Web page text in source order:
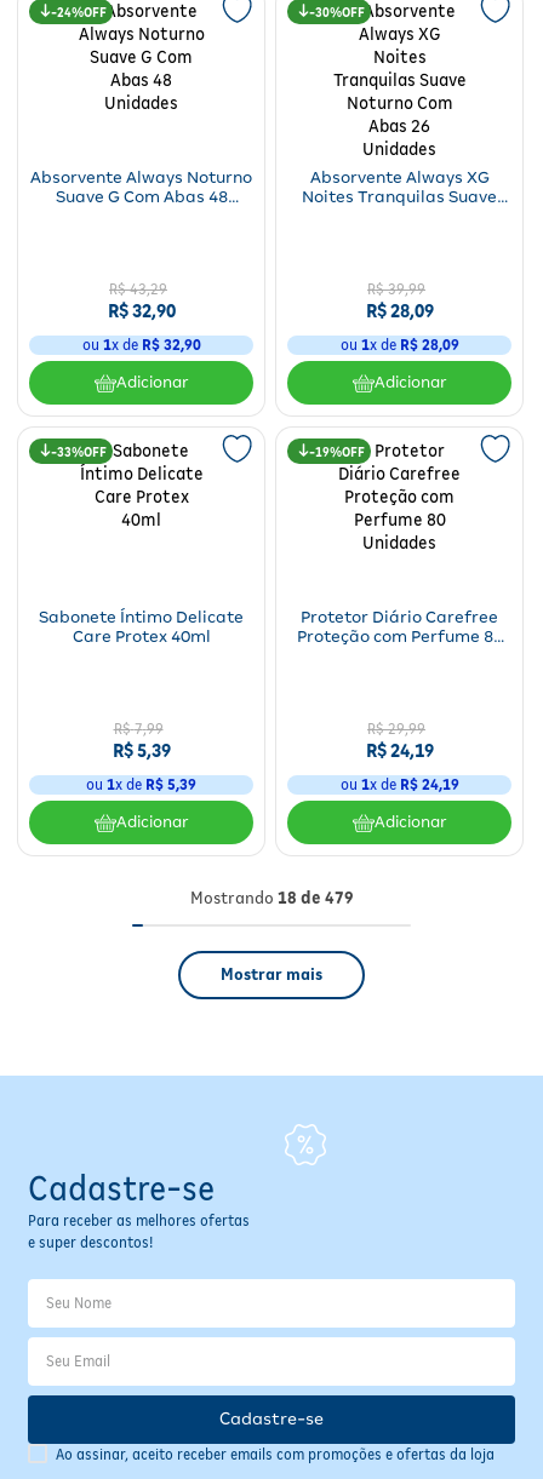
24%
Absorvente Always Noturno
Suave G Com Abas 48
R$ 43,29
R$32,90
ou 1x de R$ 32,90
Adicionar
30%
Absorvente Always XG
Noites Tranquilas Suave
R$ 39,99
R$28,09
ou 1x de R$ 28,09
Adicionar
33%
Sabonete Íntimo Delicate
Care Protex 40ml
R$ 7,99
R$5,39
ou 1x de R$ 5,39
Adicionar
19%
Protetor Diário Carefree
Proteção com Perfume 80
R$ 29,99
R$24,19
ou 1x de R$ 24,19
Adicionar
Mostrando 18 de 479
Mostrar mais
Cadastre-se
Para receber as melhores ofertas
e super descontos!
Ao assinar, aceito receber emails com promoções e ofertas da loja
Cadastre-se